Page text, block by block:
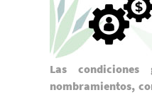
Las condiciones
nombramientos,